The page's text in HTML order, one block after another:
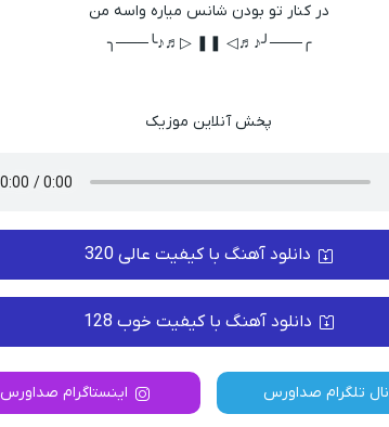
در کنار تو بودن شانس میاره واسه من
╭───╯♪♬◁ ❚❚ ▷♬♪╰───╮
پخش آنلاین موزیک
دانلود آهنگ با کیفیت عالی 320
دانلود آهنگ با کیفیت خوب 128
تلگرام صداورس اینستاگرام صداورس